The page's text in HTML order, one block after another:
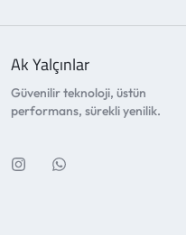
Ak Yalçınlar
Güvenilir teknoloji, üstün
performans, sürekli yenilik.